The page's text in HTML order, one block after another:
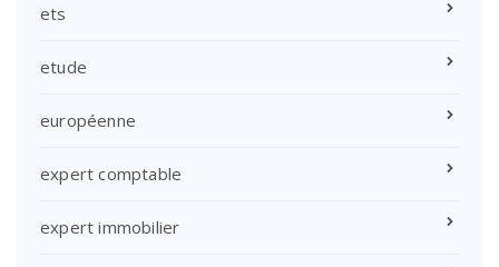
ets
etude
européenne
expert comptable
expert immobilier